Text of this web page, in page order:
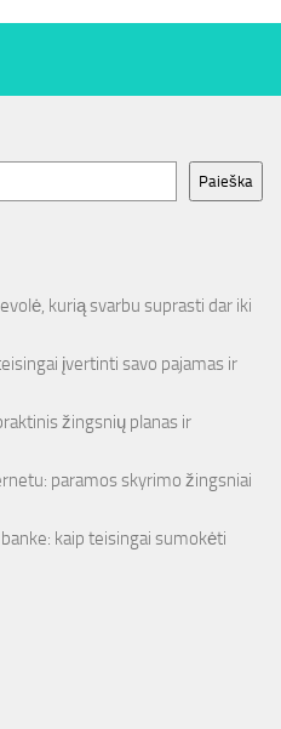
Paieška
kurią svarbu suprasti dar iki
įvertinti savo pajamas ir
žingsnių planas ir
paramos skyrimo žingsniai
kaip teisingai sumokėti